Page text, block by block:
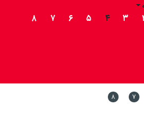
۳ ۴ ۵ ۶ ۷ ۸
۷ ۸